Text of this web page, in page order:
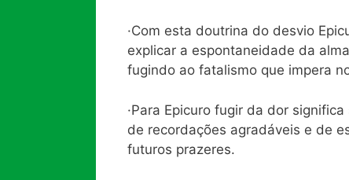
·Com esta doutrina do desvio
explicar a espontaneidade da
fugindo ao fatalismo que impera
·Para Epicuro fugir da dor
de recordações agradáveis e de
futuros prazeres.